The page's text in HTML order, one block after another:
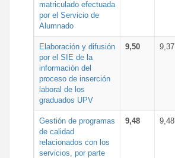
matriculado efectuada
por el Servicio de
Alumnado
Elaboración y difusión
por el SIE de la
información del
proceso de inserción
laboral de los
graduados UPV
9,50 9,37
Gestión de programas
de calidad
relacionados con los
servicios, por parte
9,48 9,48